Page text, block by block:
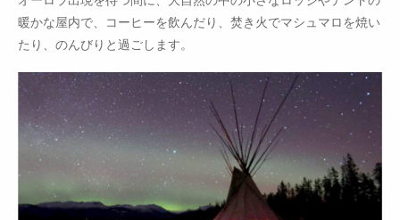
暖かな屋内で、コーヒーを飲んだり、焚き火でマシュマロを焼い
たり、のんびりと過ごします。